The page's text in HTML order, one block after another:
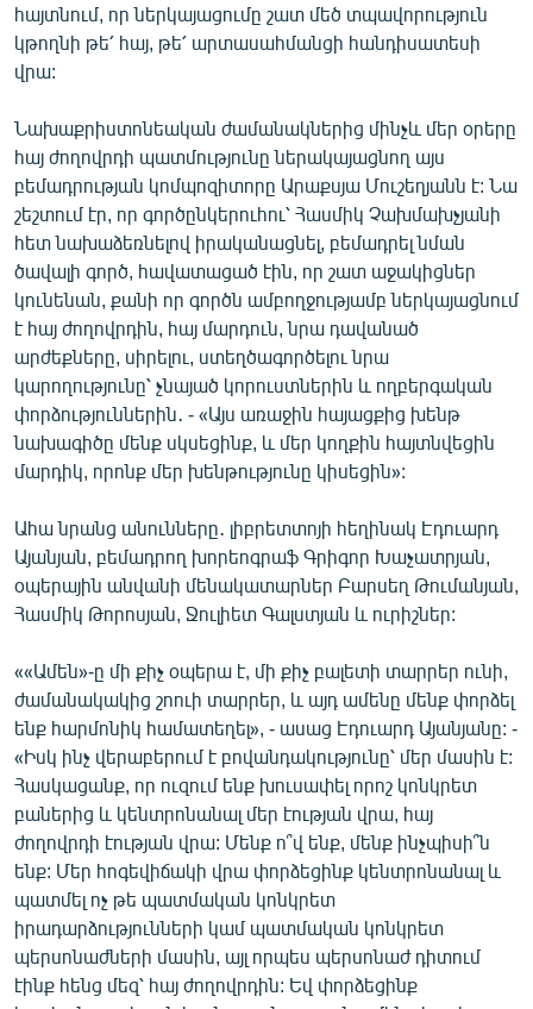
ՀԵՏԵՎԵՔ ՄԵԶ
«Ազատության» բոլոր կայքերը
հայտնում, որ ներկայացումը շատ մեծ տպավորություն
կթողնի թե՛ հայ, թե՛ արտասահմանցի հանդիսատեսի
վրա:
Նախաքրիստոնեական ժամանակներից մինչև մեր օրերը
հայ ժողովրդի պատմությունը ներակայացնող այս
բեմադրության կոմպոզիտորը Արաքսյա Մուշեղյանն է: Նա
շեշտում էր, որ գործընկերուհու՝ Հասմիկ Չախմախչյանի
հետ նախաձեռնելով իրականացնել, բեմադրել նման
ծավալի գործ, հավատացած էին, որ շատ աջակիցներ
կունենան, քանի որ գործն ամբողջությամբ ներկայացնում
է հայ ժողովրդին, հայ մարդուն, նրա դավանած
արժեքները, սիրելու, ստեղծագործելու նրա
կարողությունը՝ չնայած կորուստներին և ողբերգական
փորձություններին․ - «Այս առաջին հայացքից խենթ
նախագիծը մենք սկսեցինք, և մեր կողքին հայտնվեցին
մարդիկ, որոնք մեր խենթությունը կիսեցին»:
Ահա նրանց անունները․ լիբրետտոյի հեղինակ Էդուարդ
Այանյան, բեմադրող խորեոգրաֆ Գրիգոր Խաչատրյան,
օպերային անվանի մենակատարներ Բարսեղ Թումանյան,
Հասմիկ Թորոսյան, Ջուլիետ Գալստյան և ուրիշներ:
««Ամեն»-ը մի քիչ օպերա է, մի քիչ բալետի տարրեր ունի,
ժամանակակից շոուի տարրեր, և այդ ամենը մենք փորձել
ենք հարմոնիկ համատեղել», - ասաց Էդուարդ Այանյանը: -
«Իսկ ինչ վերաբերում է բովանդակությունը՝ մեր մասին է:
Հասկացանք, որ ուզում ենք խուսափել որոշ կոնկրետ
բաներից և կենտրոնանալ մեր էության վրա, հայ
ժողովրդի էության վրա: Մենք ո՞վ ենք, մենք ինչպիսի՞ն
ենք: Մեր հոգեվիճակի վրա փորձեցինք կենտրոնանալ և
պատմել ոչ թե պատմական կոնկրետ
իրադարձությունների կամ պատմական կոնկրետ
պերսոնաժների մասին, այլ որպես պերսոնաժ դիտում
էինք հենց մեզ՝ հայ ժողովրդին: Եվ փորձեցինք